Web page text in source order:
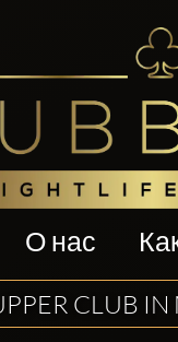
О нас
CLUB